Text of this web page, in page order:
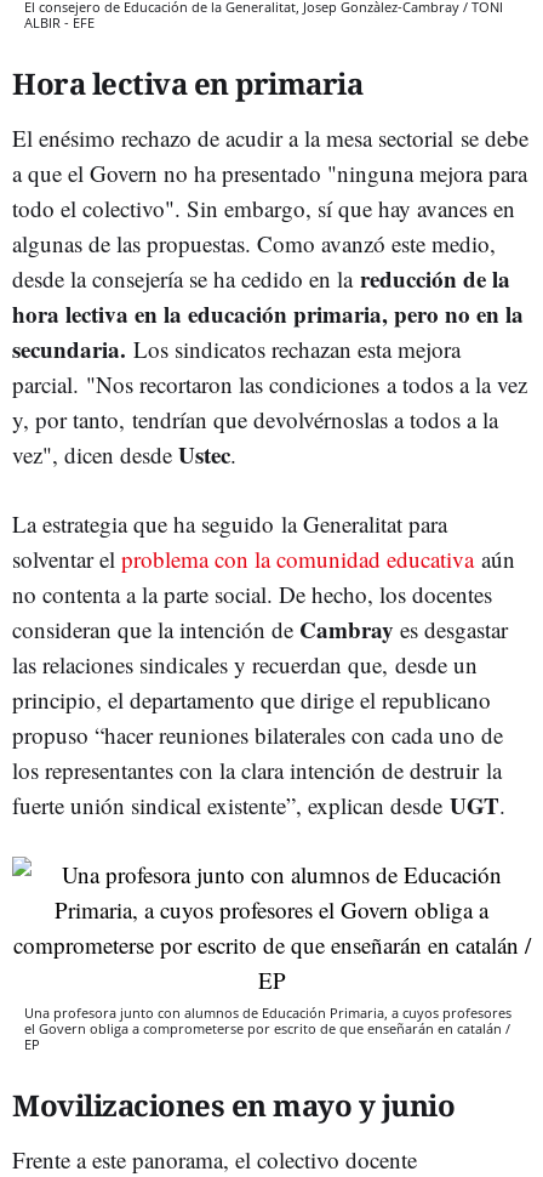
El consejero de Educación de la Generalitat, Josep Gonzàlez-Cambray / TONI
ALBIR - EFE
Hora lectiva en primaria
El enésimo rechazo de acudir a la mesa sectorial se debe
a que el Govern no ha presentado "ninguna mejora para
todo el colectivo". Sin embargo, sí que hay avances en
algunas de las propuestas. Como avanzó este medio,
desde la consejería se ha cedido en la reducción de la
hora lectiva en la educación primaria, pero no en la
secundaria. Los sindicatos rechazan esta mejora
parcial. "Nos recortaron las condiciones a todos a la vez
y, por tanto, tendrían que devolvérnoslas a todos a la
vez", dicen desde Ustec.
La estrategia que ha seguido la Generalitat para
solventar el problema con la comunidad educativaaún
no contenta a la parte social. De hecho, los docentes
consideran que la intención de Cambray es desgastar
las relaciones sindicales y recuerdan que, desde un
principio, el departamento que dirige el republicano
propuso “hacer reuniones bilaterales con cada uno de
los representantes con la clara intención de destruir la
fuerte unión sindical existente”, explican desde UGT.
Una profesora junto con alumnos de Educación Primaria, a cuyos profesores
el Govern obliga a comprometerse por escrito de que enseñarán en catalán /
EP
Movilizaciones en mayo y junio
Frente a este panorama, el colectivo docente